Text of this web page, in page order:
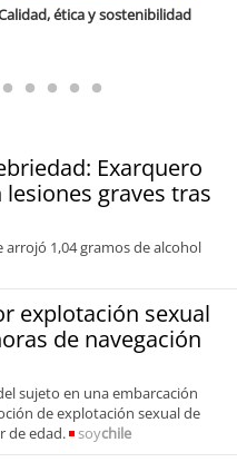
Exarquero
graves tras
arrojó 1,04 gramos de alcohol
explotación sexual
de navegación
sujeto en una embarcación
de explotación sexual de
de edad.
soychile